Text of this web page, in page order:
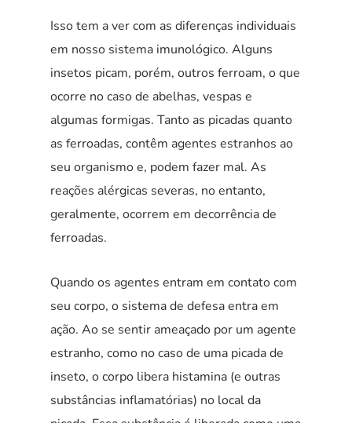
Isso tem a ver com as diferenças individuais
em nosso sistema imunológico. Alguns
insetos picam, porém, outros ferroam, o que
ocorre no caso de abelhas, vespas e
algumas formigas. Tanto as picadas quanto
as ferroadas, contêm agentes estranhos ao
seu organismo e, podem fazer mal. As
reações alérgicas severas, no entanto,
geralmente, ocorrem em decorrência de
ferroadas.
Quando os agentes entram em contato com
seu corpo, o sistema de defesa entra em
ação. Ao se sentir ameaçado por um agente
estranho, como no caso de uma picada de
inseto, o corpo libera histamina (e outras
substâncias inflamatórias) no local da